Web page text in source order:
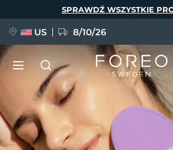
SPRAWDŹ WSZYSTKIE
US 8/10/26
NOWOŚĆ
BREAKING NEWS
Język